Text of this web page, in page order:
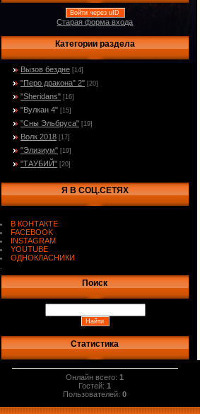
Войти через uID
Старая форма входа
Категории раздела
Вызов бездне [14]
"Перо дракона" 2" [20]
"Sheridans" [16]
"Вулкан 4" [15]
"Сны Эльбруса" [19]
Волк 2018 [17]
"Элизиум" [19]
"ТАУБИЙ" [20]
Я В СОЦ.СЕТЯХ
В КОНТАКТЕ
FACEBOOK
INSTAGRAM
YOUTUBE
ОДНОКЛАСНИКИ
Поиск
Статистика
Онлайн всего:1
Гостей:1
Пользователей:0